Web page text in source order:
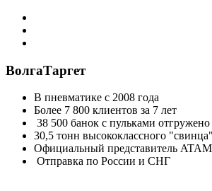
ВолгаТаргет
В пневматике с 2008 года
Более 7 800 клиентов за 7 лет
38 500 банок с пульками отгружено
30,5 тонн высококлассного "свинца"
Официальный представитель
Отправка по России и СНГ